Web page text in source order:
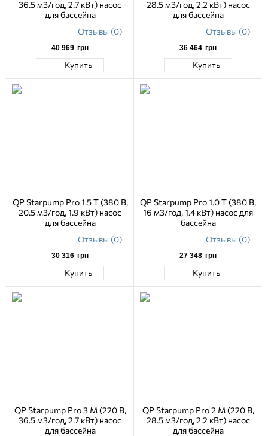
36.5 м3/год, 2.7 кВт) насос
для бассейна
Отзывы (0)
40 969 грн
Купить
28.5 м3/год, 2.2 кВт) насос
для бассейна
Отзывы (0)
36 464 грн
Купить
QP Starpump Pro 1.5 Т (380 В,
20.5 м3/год, 1.9 кВт) насос
для бассейна
Отзывы (0)
30 316 грн
Купить
QP Starpump Pro 1.0 Т (380 В,
16 м3/год, 1.4 кВт) насос для
бассейна
Отзывы (0)
27 348 грн
Купить
QP Starpump Pro 3 M (220 В,
36.5 м3/год, 2.7 кВт) насос
для бассейна
QP Starpump Pro 2 M (220 В,
28.5 м3/год, 2.2 кВт) насос
для бассейна